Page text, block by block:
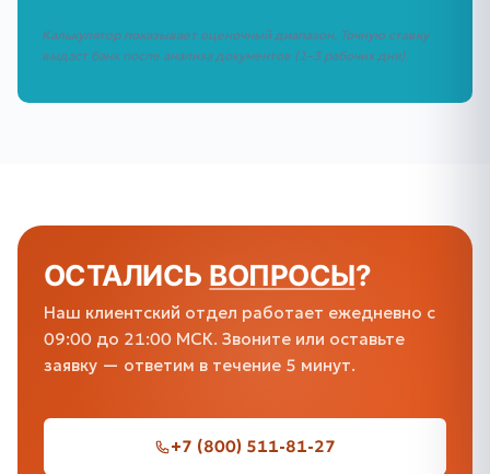
Калькулятор показывает оценочный диапазон. Точную ставку
выдаст банк после анализа документов (1–3 рабочих дня).
ОСТАЛИСЬ ВОПРОСЫ?
Наш клиентский отдел работает ежедневно с
09:00 до 21:00 МСК. Звоните или оставьте
заявку — ответим в течение 5 минут.
+7 (800) 511-81-27